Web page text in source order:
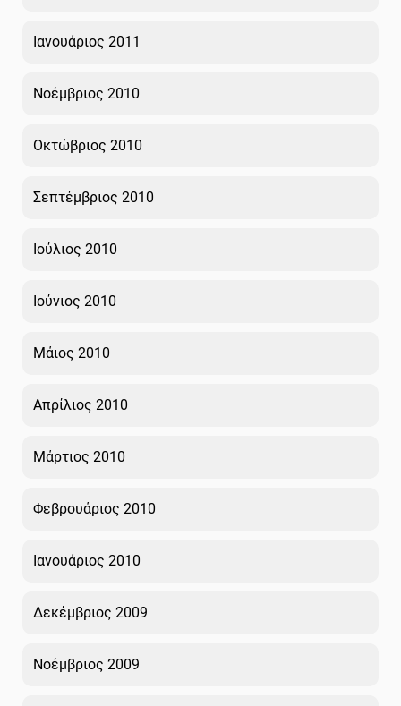
Ιανουάριος 2011
Νοέμβριος 2010
Οκτώβριος 2010
Σεπτέμβριος 2010
Ιούλιος 2010
Ιούνιος 2010
Μάιος 2010
Απρίλιος 2010
Μάρτιος 2010
Φεβρουάριος 2010
Ιανουάριος 2010
Δεκέμβριος 2009
Νοέμβριος 2009